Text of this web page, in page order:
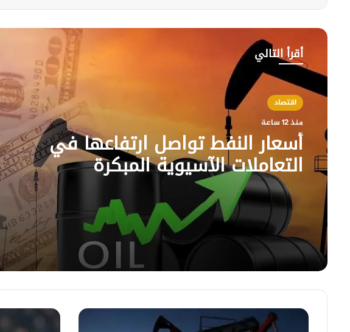
أقرأ التالي
اقتصاد
منذ 12 ساعة
أسعار النفط تواصل ارتفاعها في
التعاملات الآسيوية المبكرة
انخفاض
ريال